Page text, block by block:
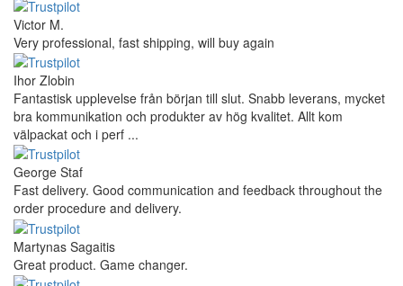
Victor M.
Very professional, fast shipping, will buy again
Ihor Zlobin
Fantastisk upplevelse från början till slut. Snabb leverans, mycket
bra kommunikation och produkter av hög kvalitet. Allt kom
välpackat och i perf ...
George Staf
Fast delivery. Good communication and feedback throughout the
order procedure and delivery.
Martynas Sagaitis
Great product. Game changer.